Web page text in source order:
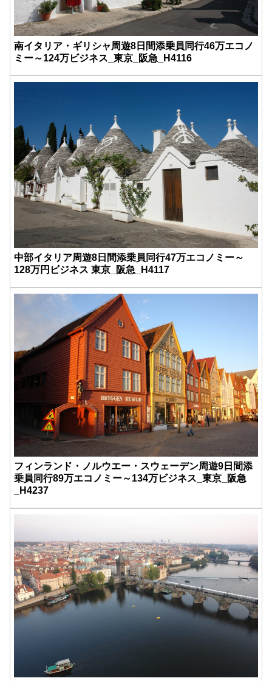
南イタリア・ギリシャ周遊8日間添乗員同行46万エコノ
ミー～124万ビジネス_東京_阪急_H4116
中部イタリア周遊8日間添乗員同行47万エコノミー～
128万円ビジネス 東京_阪急_H4117
フィンランド・ノルウエー・スウェーデン周遊9日間添
乗員同行89万エコノミー～134万ビジネス_東京_阪急
_H4237